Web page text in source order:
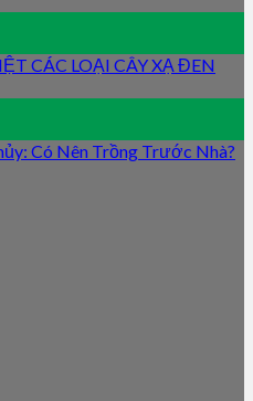
CÁC LOẠI CÂY XẠ ĐEN
Có Nên Trồng Trước Nhà?